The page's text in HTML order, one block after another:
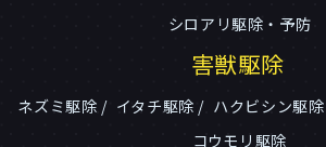
シロアリ駆除・予防
害獣駆除
ネズミ駆除 イタチ駆除 ハクビシン駆除
コウモリ駆除